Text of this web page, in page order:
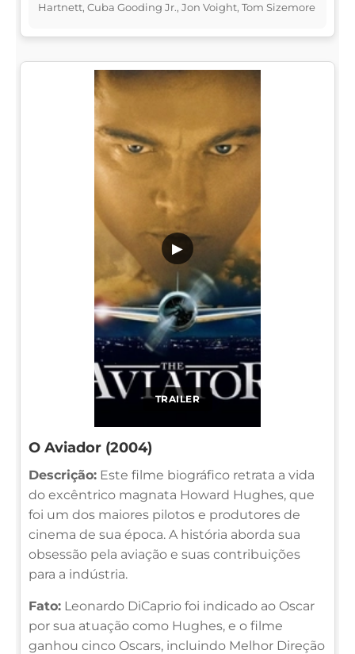
Hartnett, Cuba Gooding Jr., Jon Voight, Tom Sizemore
TRAILER
▶
O Aviador (2004)
Descrição: Este filme biográfico retrata a vida
do excêntrico magnata Howard Hughes, que
foi um dos maiores pilotos e produtores de
cinema de sua época. A história aborda sua
obsessão pela aviação e suas contribuições
para a indústria.
Fato: Leonardo DiCaprio foi indicado ao Oscar
por sua atuação como Hughes, e o filme
ganhou cinco Oscars, incluindo Melhor Direção